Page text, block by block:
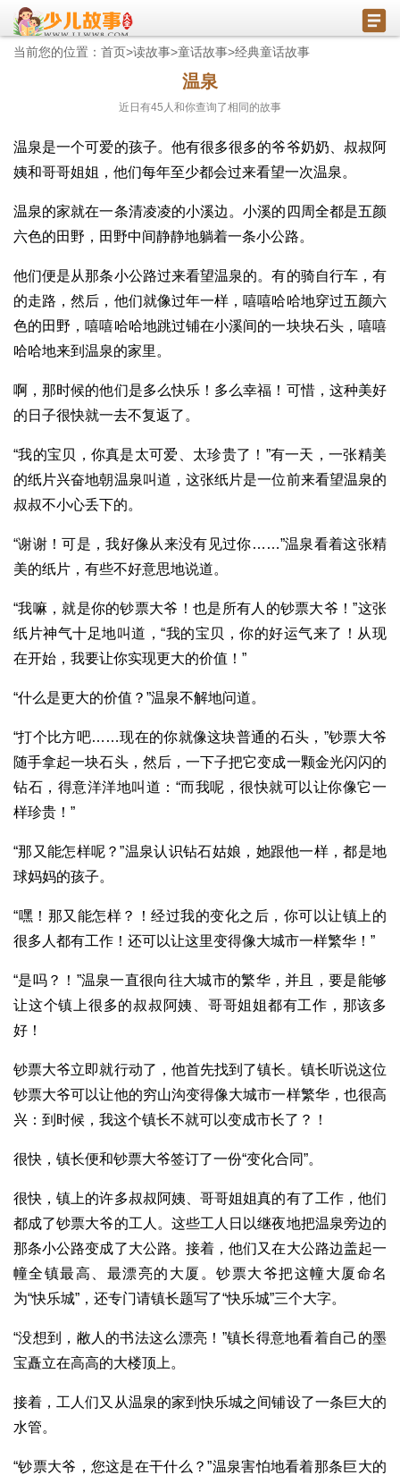
当前您的位置： 首页>读故事>童话故事>经典童话故事
温泉
近日有45 人和你查询了相同的故事
温泉是一个可爱的孩子。他有很多很多的爷爷奶奶、叔叔阿
姨和哥哥姐姐，他们每年至少都会过来看望一次温泉。
温泉的家就在一条清凌凌的小溪边。小溪的四周全都是五颜
六色的田野，田野中间静静地躺着一条小公路。
他们便是从那条小公路过来看望温泉的。有的骑自行车，有
的走路，然后，他们就像过年一样，嘻嘻哈哈地穿过五颜六
色的田野，嘻嘻哈哈地跳过铺在小溪间的一块块石头，嘻嘻
哈哈地来到温泉的家里。
啊，那时候的他们是多么快乐！多么幸福！可惜，这种美好
的日子很快就一去不复返了。
“我的宝贝，你真是太可爱、太珍贵了！”有一天，一张精美
的纸片兴奋地朝温泉叫道，这张纸片是一位前来看望温泉的
叔叔不小心丢下的。
“谢谢！可是，我好像从来没有见过你……”温泉看着这张精
美的纸片，有些不好意思地说道。
“我嘛，就是你的钞票大爷！也是所有人的钞票大爷！”这张
纸片神气十足地叫道，“我的宝贝，你的好运气来了！从现
在开始，我要让你实现更大的价值！”
“什么是更大的价值？”温泉不解地问道。
“打个比方吧……现在的你就像这块普通的石头，”钞票大爷
随手拿起一块石头，然后，一下子把它变成一颗金光闪闪的
钻石，得意洋洋地叫道：“而我呢，很快就可以让你像它一
样珍贵！”
“那又能怎样呢？”温泉认识钻石姑娘，她跟他一样，都是地
球妈妈的孩子。
“嘿！那又能怎样？！经过我的变化之后，你可以让镇上的
很多人都有工作！还可以让这里变得像大城市一样繁华！”
“是吗？！”温泉一直很向往大城市的繁华，并且，要是能够
让这个镇上很多的叔叔阿姨、哥哥姐姐都有工作，那该多
好！
钞票大爷立即就行动了，他首先找到了镇长。镇长听说这位
钞票大爷可以让他的穷山沟变得像大城市一样繁华，也很高
兴：到时候，我这个镇长不就可以变成市长了？！
很快，镇长便和钞票大爷签订了一份“变化合同”。
很快，镇上的许多叔叔阿姨、哥哥姐姐真的有了工作，他们
都成了钞票大爷的工人。这些工人日以继夜地把温泉旁边的
那条小公路变成了大公路。接着，他们又在大公路边盖起一
幢全镇最高、最漂亮的大厦。钞票大爷把这幢大厦命名
为“快乐城”，还专门请镇长题写了“快乐城”三个大字。
“没想到，敝人的书法这么漂亮！”镇长得意地看着自己的墨
宝矗立在高高的大楼顶上。
接着，工人们又从温泉的家到快乐城之间铺设了一条巨大的
水管。
“钞票大爷，您这是在干什么？”温泉害怕地看着那条巨大的